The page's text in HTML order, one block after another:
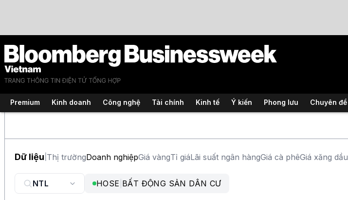
Premium Kinh doanh Công nghệ Tài chính Kinh tế Ý kiến Phong lưu Chuyên đề
Dữ liệu Thị trườngDoanh nghiệpGiá vàngTỉ giáLãi suất ngân hàngGiá cà phêGiá xăng dầu
HOSE BẤT ĐỘNG SẢN DÂN CƯ